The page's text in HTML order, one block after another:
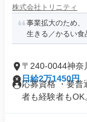
株式会社トリニティ
事業拡大のため
生きる／かるい食
〒240-0044神奈
町
日給2万1450円
応募資格 ・要
者も経験者もOK